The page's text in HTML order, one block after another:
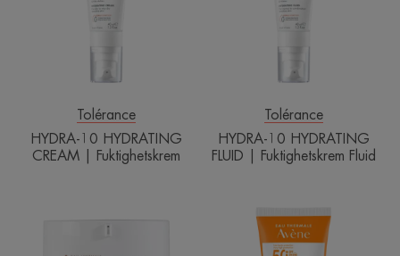
|
Fuktighetskrem
Tolérance
HYDRA-10 HYDRATING
CREAM | Fuktighetskrem
|
Fuktighetskrem
Tolérance
HYDRA-10 HYDRATING
FLUID | Fuktighetskrem Fluid
intensive
Cream
SPF50+